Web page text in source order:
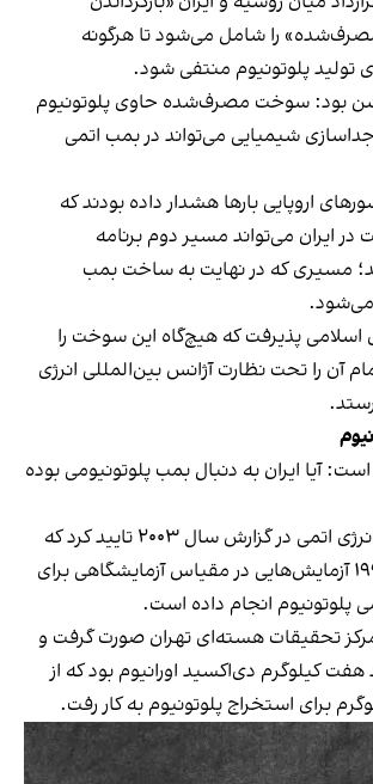
را شامل می‌شود تا هرگونه
تولید پلوتونیوم منتفی شود.
بود: سوخت مصرف‌شده حاوی پلوتونیوم
شیمیایی می‌تواند در بمب اتمی
اروپایی بارها هشدار داده بودند که
ایران می‌تواند مسیر دوم برنامه‌
مسیری که در نهایت به ساخت بمب
می‌شود.
اسلامی پذیرفت که هیچ‌گاه این سوخت را
آن را تحت نظارت آژانس بین‌المللی انرژی
آیا ایران به دنبال بمب پلوتونیومی بوده
آژانس بین‌المللی انرژی اتمی در گزارش سال ۲۰۰۳ تایید کرد که
ایران اوایل دهه ۱۹۹۰ آزمایش‌هایی در مقیاس آزمایشگاهی برای
پلوتونیوم انجام داده است.
تحقیقات هسته‌ای تهران صورت گرفت و
کیلوگرم دی‌اکسید اورانیوم بود که از
برای استخراج پلوتونیوم به کار رفت.